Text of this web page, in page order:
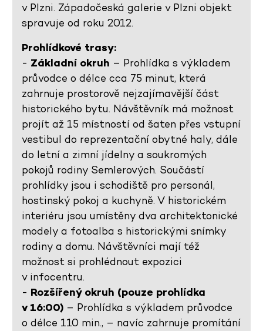
v Plzni. Západočeská galerie v Plzni objekt
spravuje od roku 2012.
Prohlídkové trasy:
- Základní okruh – Prohlídka s výkladem
průvodce o délce cca 75 minut, která
zahrnuje prostorově nejzajímavější část
historického bytu. Návštěvník má možnost
projít až 15 místností od šaten přes vstupní
vestibul do reprezentační obytné haly, dále
do letní a zimní jídelny a soukromých
pokojů rodiny Semlerových. Součástí
prohlídky jsou i schodiště pro personál,
hostinský pokoj a kuchyně. V historickém
interiéru jsou umístěny dva architektonické
modely a fotoalba s historickými snímky
rodiny a domu. Návštěvníci mají též
možnost si prohlédnout expozici
v infocentru.
- Rozšířený okruh (pouze prohlídka
v 16:00) – Prohlídka s výkladem průvodce
o délce 110 min., – navíc zahrnuje promítání